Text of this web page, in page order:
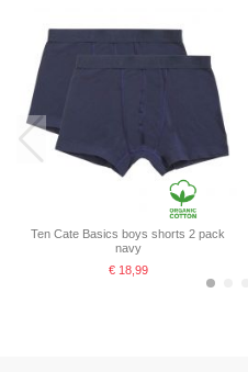
Ten Cate Meisjes Hipster Slip 2Pack
Cotton Stretch White
Ten Cate Basics boys shorts 2 pack
navy
€ 18,99